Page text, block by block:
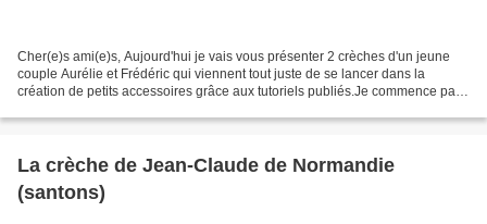
Cher(e)s ami(e)s, Aujourd'hui je vais vous présenter 2 crèches d'un jeune
couple Aurélie et Frédéric qui viennent tout juste de se lancer dans la
création de petits accessoires grâce aux tutoriels publiés.Je commence par
La crèche de Jean-Claude de Normandie
(santons)